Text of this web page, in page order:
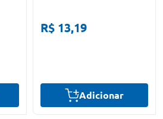
R$ 13,19
Adicionar